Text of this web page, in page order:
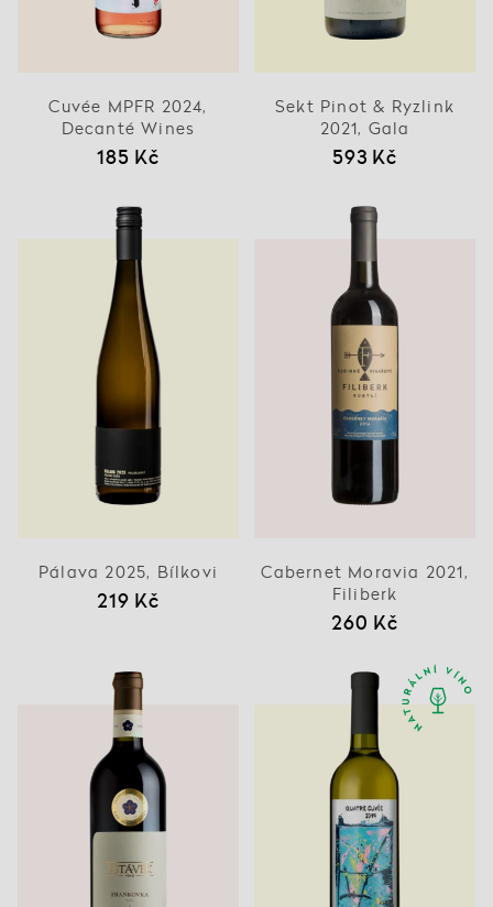
Cuvée MPFR 2024,
Decanté Wines
185 Kč
Sekt Pinot & Ryzlink
2021, Gala
593 Kč
Pálava 2025, Bílkovi
219 Kč
Cabernet Moravia 2021,
Filiberk
260 Kč